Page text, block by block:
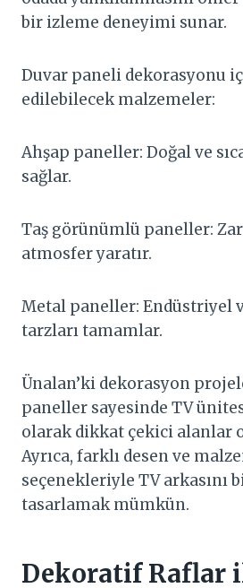
bir izleme deneyimi sunar.
Duvar paneli dekorasyonu
edilebilecek malzemeler:
Ahşap paneller: Doğal ve
sağlar.
Taş görünümlü paneller:
atmosfer yaratır.
Metal paneller: Endüstriyel
tarzları tamamlar.
Ünalan’ki dekorasyon
paneller sayesinde TV
olarak dikkat çekici alanlar
Ayrıca, farklı desen ve
seçenekleriyle TV arkasını
tasarlamak mümkün.
Dekoratif Raflar